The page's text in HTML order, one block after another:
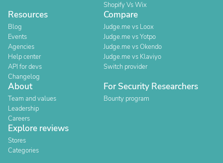
Shopify Vs Wix
Resources
Blog
Events
Agencies
Help center
API for devs
Changelog
Compare
Judge.me vs Loox
Judge.me vs Yotpo
Judge.me vs Okendo
Judge.me vs Klaviyo
Switch provider
About
Team and values
Leadership
Careers
For Security Researchers
Bounty program
Explore reviews
Stores
Categories